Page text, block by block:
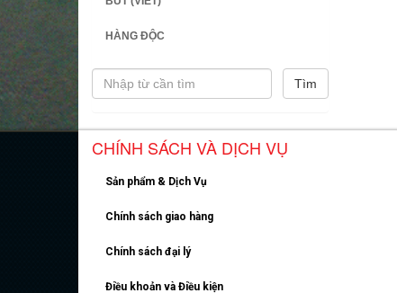
HÀNG ĐỘC
CHÍNH SÁCH VÀ DỊCH VỤ
Sản phẩm & Dịch Vụ
Chính sách giao hàng
Chính sách đại lý
Điều khoản và Điều kiện